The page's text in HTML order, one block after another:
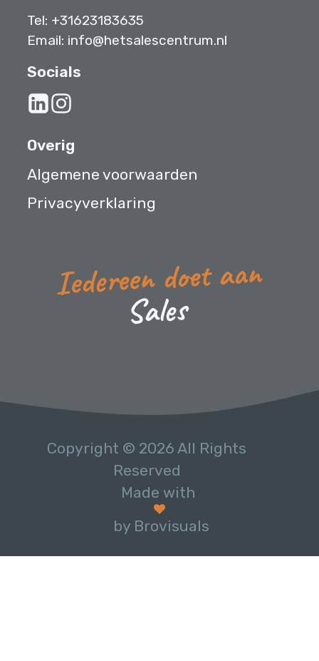
Tel: +31623183635‬
Email: info@hetsalescentrum.nl
Socials
Overig
Algemene voorwaarden
Privacyverklaring
Iedereen doet aan
Sales
Copyright © 2026 All Rights
Reserved
Made with
by Brovisuals